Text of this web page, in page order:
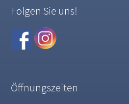
Folgen Sie uns!
Öffnungszeiten